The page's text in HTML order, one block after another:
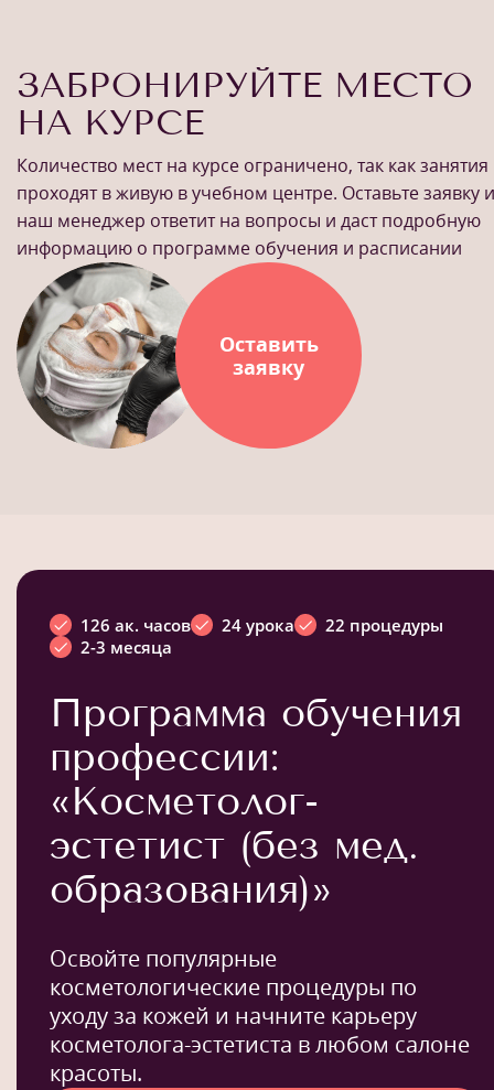
ЗАБРОНИРУЙТЕ МЕСТО
НА КУРСЕ
Количество мест на курсе ограничено, так как занятия
проходят в живую в учебном центре. Оставьте заявку и
наш менеджер ответит на вопросы и даст подробную
информацию о программе обучения и расписании
Оставить
заявку
126 ак. часов 24 урока
22 процедуры
2-3 месяца
Программа обучения
профессии:
«Косметолог-
эстетист (без мед.
образования)»
Освойте популярные
косметологические процедуры по
уходу за кожей и начните карьеру
косметолога-эстетиста в любом салоне
красоты.